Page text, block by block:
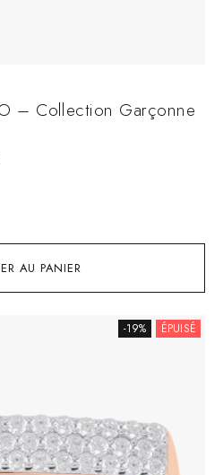
AU PANIER
– Collection Garçonne
-19% ÉPUISÉ